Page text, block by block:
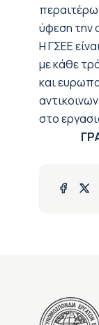
ύφεση την
Η ΓΣΕΕ
με κάθε
και
στο